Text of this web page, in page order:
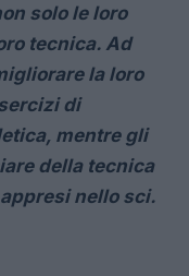
solo le loro
tecnica. Ad
la loro
di
mentre gli
della tecnica
nello sci.